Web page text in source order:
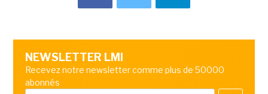
NEWSLETTER LMI
Recevez notre newsletter comme plus de 50000
abonnés